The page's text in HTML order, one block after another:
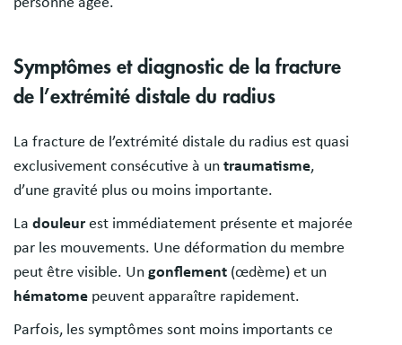
Symptômes et diagnostic de la fracture
de l’extrémité distale du radius
La fracture de l’extrémité distale du radius est quasi
exclusivement consécutive à un traumatisme,
d’une gravité plus ou moins importante.
La douleurest immédiatement présente et majorée
par les mouvements. Une déformation du membre
peut être visible. Un gonflement (œdème) et un
hématome peuvent apparaître rapidement.
Parfois, les symptômes sont moins importants ce